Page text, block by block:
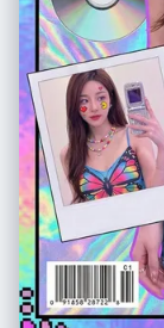
细节，能看到皮肤纹理、布料
图都应当与其他小
势类型 • 哪些身体
等） – 避免一再重
动态姿势和机位变化 严格规则： – 不要把人物换成别人 – 不要改变服
型；只能通过姿势
移动到指定经纬度
内 – 不要添加文字
漫风格；必须保持